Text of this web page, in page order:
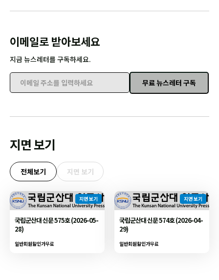
이메일로 받아보세요
지금 뉴스레터를 구독하세요.
이메일 주소를 입력하세요
무료 뉴스레터 구독
지면 보기
전체보기 지면 보기
지면 보기
국립군산대 신문 575호 (2026-05-
28)
일반회원할인가무료
지면 보기
국립군산대 신문 574호 (2026-04-
29)
일반회원할인가무료